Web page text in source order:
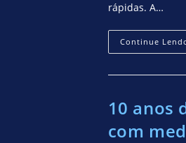
rápidas. A…
Continue
10 anos
com